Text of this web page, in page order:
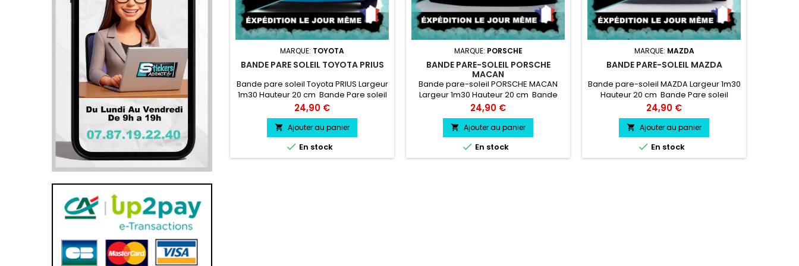
MARQUE: TOYOTA
BANDE PARE SOLEIL TOYOTA PRIUS
Bande pare soleil Toyota PRIUS Largeur
1m30 Hauteur 20 cm Bande Pare soleil
couleur au choix Logo Toyota
PRIUS couleur au choix
Prix
24,90 €
 Ajouter au panier
 En stock
MARQUE: PORSCHE
BANDE PARE-SOLEIL PORSCHE
MACAN
Bande pare-soleil PORSCHE MACAN
Largeur 1m30 Hauteur 20 cm Bande
Pare soleil couleur au choix Logo
PORSCHE MACAN couleur au choix
Prix
24,90 €
 Ajouter au panier
 En stock
MARQUE: MAZDA
BANDE PARE-SOLEIL MAZDA
Bande pare-soleil MAZDA Largeur 1m30
Hauteur 20 cm Bande Pare soleil
couleur au choix Logo MAZDA couleur
au choix
Prix
24,90 €
 Ajouter au panier
 En stock